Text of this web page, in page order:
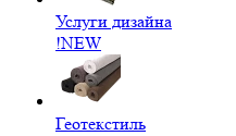
Услуги дизайна
!NEW
Геотекстиль